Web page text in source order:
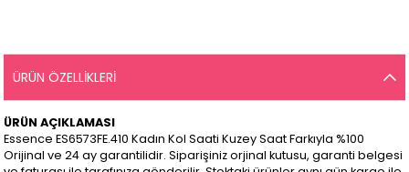
ÜRÜN ÖZELLIKLERI
ÜRÜN AÇIKLAMASI
Essence ES6573FE.410 Kadın Kol Saati Kuzey Saat Farkıyla %100
Orijinal ve 24 ay garantilidir. Siparişiniz orjinal kutusu, garanti belgesi